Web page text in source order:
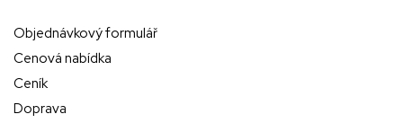
Objednávkový formulář
Cenová nabídka
Ceník
Doprava